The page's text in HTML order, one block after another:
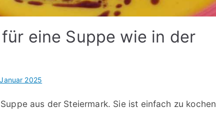
eine Suppe wie in der
2025
aus der Steiermark. Sie ist einfach zu kochen